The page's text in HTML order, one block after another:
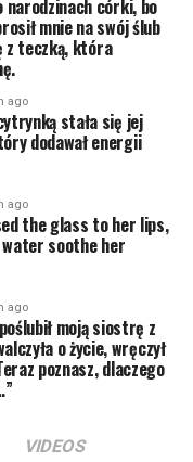
narodzinach córki, bo
mnie na swój ślub
z teczką, która
ago
stała się jej
dodawał energii
ago
the glass to her lips,
soothe her
ago
moją siostrę z
o życie, wręczył
poznasz, dlaczego
VIDEOS